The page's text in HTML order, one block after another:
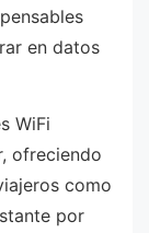
en datos
WiFi
ofreciendo
como
por